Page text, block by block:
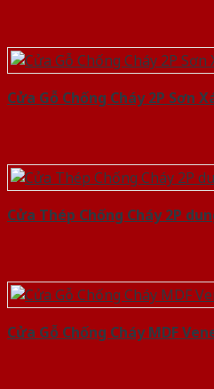
Cửa Gỗ Chống Cháy 2P Sơn
Cửa Thép Chống Cháy 2P
Cửa Gỗ Chống Cháy MDF